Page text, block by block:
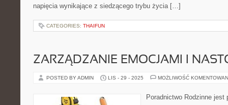
napięcia wynikające z siedzącego trybu życia […]
CATEGORIES: THAIFUN
ZARZĄDZANIE EMOCJAMI I
POSTED BY ADMIN LIS - 29 - 2025 MOŻLIWOŚĆ
Poradnictwo Rodzinne